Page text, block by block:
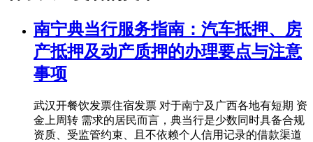
南宁典当行服务指南：汽车抵押、房
产抵押及动产质押的办理要点与注意
事项
武汉开餐饮发票住宿发票 对于南宁及广西各地有短期 资
金上周转 需求的居民而言，典当行是少数同时具备合规
资质、受监管约束、且不依赖个人信用记录的借款渠道